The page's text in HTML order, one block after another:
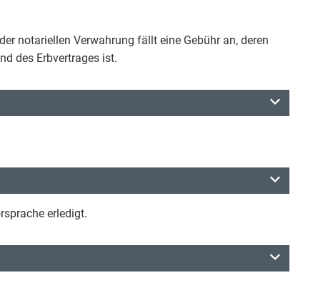
notariellen Verwahrung fällt eine Gebühr an, deren
des Erbvertrages ist.
erledigt.